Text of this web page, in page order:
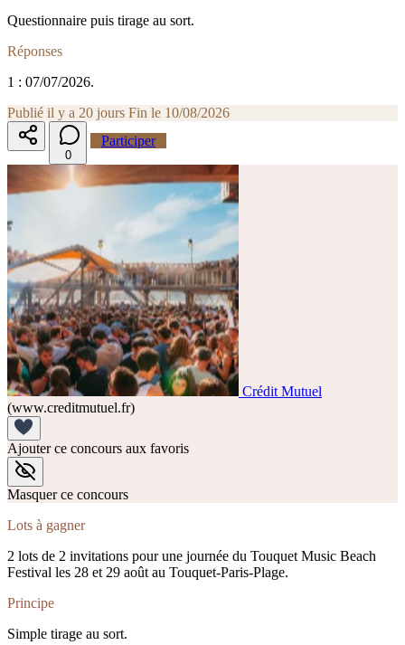
Questionnaire puis tirage au sort.
Réponses
1 : 07/07/2026.
Publié il y a 20 jours Fin le 10/08/2026
0
Participer
Crédit Mutuel
(www.creditmutuel.fr)
Ajouter ce concours aux favoris
Masquer ce concours
Lots à gagner
2 lots de 2 invitations pour une journée du Touquet Music Beach
Festival les 28 et 29 août au Touquet-Paris-Plage.
Principe
Simple tirage au sort.